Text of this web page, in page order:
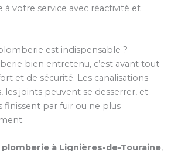
à votre service avec réactivité et
est indispensable ?
bien entretenu, c’est avant tout
et de sécurité. Les canalisations
les joints peuvent se desserrer, et
finissent par fuir ou ne plus
à Lignières-de-Touraine,